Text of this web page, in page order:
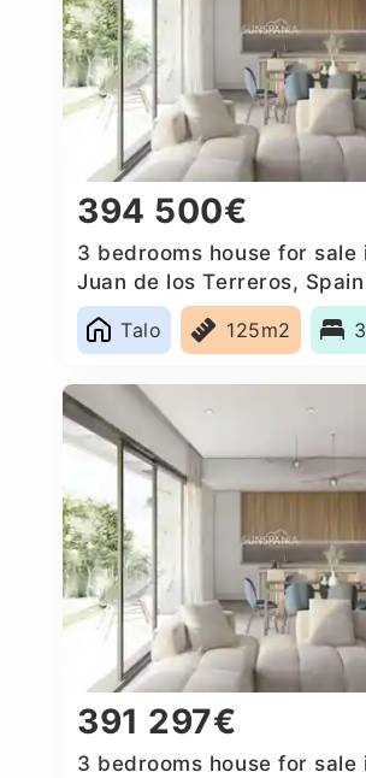
394 500€
3 bedrooms house for sale
Juan de los Terreros, Spain
Talo
125m2 3
391 297€
3 bedrooms house for sale